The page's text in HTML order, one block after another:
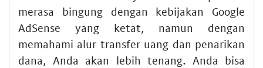
merasa bingung dengan kebijakan Google
AdSense yang ketat, namun dengan
memahami alur transfer uang dan penarikan
dana, Anda akan lebih tenang. Anda bisa